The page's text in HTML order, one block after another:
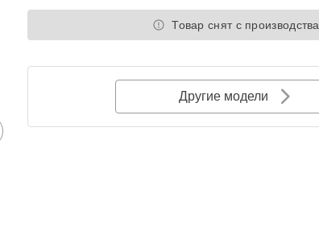
Товар снят с производства
Другие модели